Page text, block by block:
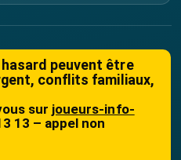
peuvent être
conflits familiaux,
sur joueurs-info-
13 – appel non